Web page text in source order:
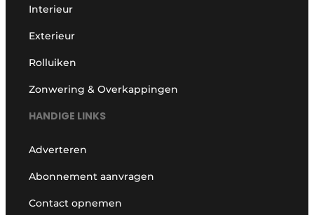
Interieur
Exterieur
Rolluiken
Zonwering & Overkappingen
HANDIGE LINKS
Adverteren
Abonnement aanvragen
Contact opnemen